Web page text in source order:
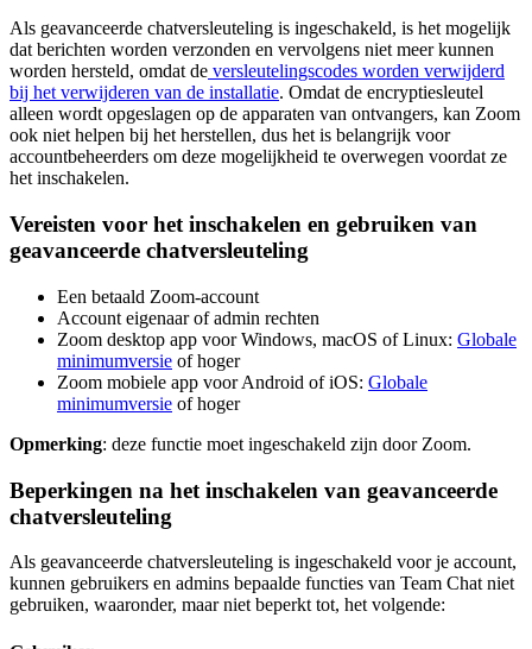
Als geavanceerde chatversleuteling is ingeschakeld, is het mogelijk
dat berichten worden verzonden en vervolgens niet meer kunnen
worden hersteld, omdat de versleutelingscodes worden verwijderd
bij het verwijderen van de installatie. Omdat de encryptiesleutel
alleen wordt opgeslagen op de apparaten van ontvangers, kan Zoom
ook niet helpen bij het herstellen, dus het is belangrijk voor
accountbeheerders om deze mogelijkheid te overwegen voordat ze
het inschakelen.
Vereisten voor het inschakelen en gebruiken van
geavanceerde chatversleuteling
Een betaald Zoom-account
Account eigenaar of admin rechten
Zoom desktop app voor Windows, macOS of Linux: Globale
minimumversie of hoger
Zoom mobiele app voor Android of iOS: Globale
minimumversie of hoger
Opmerking: deze functie moet ingeschakeld zijn door Zoom.
Beperkingen na het inschakelen van geavanceerde
chatversleuteling
Als geavanceerde chatversleuteling is ingeschakeld voor je account,
kunnen gebruikers en admins bepaalde functies van Team Chat niet
gebruiken, waaronder, maar niet beperkt tot, het volgende: